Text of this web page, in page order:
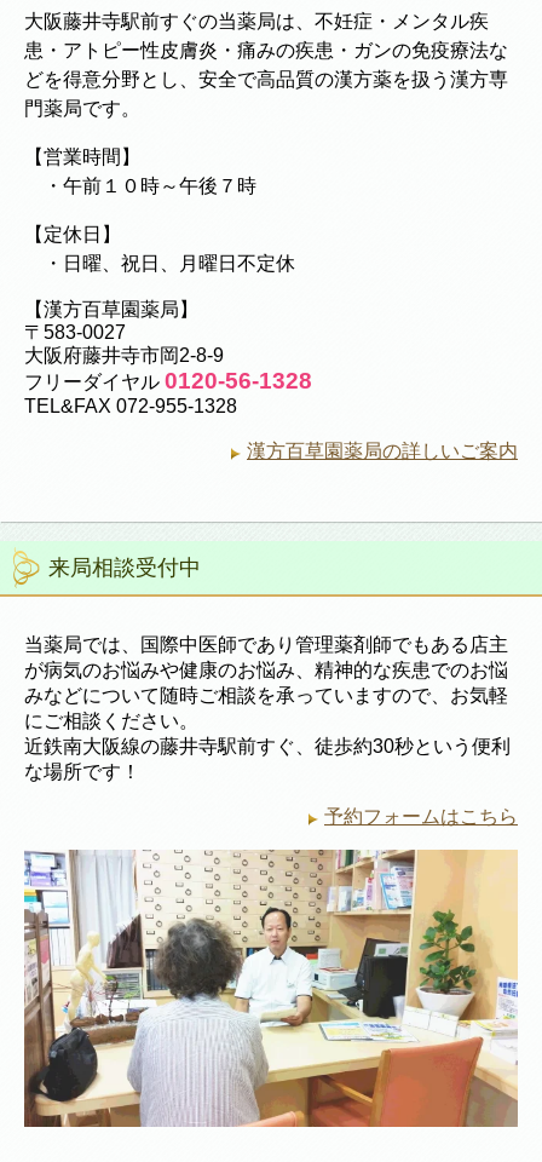
大阪藤井寺駅前すぐの当薬局は、不妊症・メンタル疾
患・アトピー性皮膚炎・痛みの疾患・ガンの免疫療法な
どを得意分野とし、安全で高品質の漢方薬を扱う漢方専
門薬局です。
【営業時間】
・午前１０時～午後７時
【定休日】
・日曜、祝日、月曜日不定休
【漢方百草園薬局】
〒583-0027
大阪府藤井寺市岡2-8-9
フリーダイヤル 0120-56-1328
TEL&FAX 072-955-1328
漢方百草園薬局の詳しいご案内
来局相談受付中
当薬局では、国際中医師であり管理薬剤師でもある店主
が病気のお悩みや健康のお悩み、精神的な疾患でのお悩
みなどについて随時ご相談を承っていますので、お気軽
にご相談ください。
近鉄南大阪線の藤井寺駅前すぐ、徒歩約30秒という便利
な場所です！
予約フォームはこちら